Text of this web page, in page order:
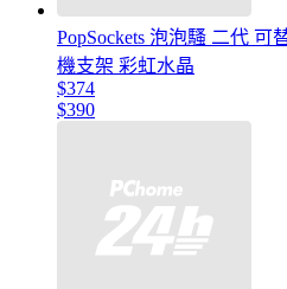
PopSockets 泡泡騷 二代 可
機支架 彩虹水晶
$374
$390